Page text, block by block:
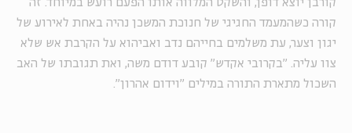
קורבן יוצא דופן, והשקט המלווה אותו הפעם רועש במיוחד. זה
קורה כשהמעמד החגיגי של חנוכת המשכן נהיה באחת לאירוע של
יגון וצער, עת משלמים בחייהם נדב ואביהוא על הקרבת אש שלא
צוו עליה. "בקרובי אקדש" קובע דודם משה, ואת תגובתו של האב
השכול מתארת התורה במילים "וידום אהרון".